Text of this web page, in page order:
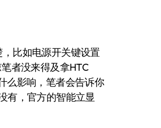
比如电源开关键设置
者没来得及拿HTC
么影响，笔者会告诉你
有，官方的智能立显